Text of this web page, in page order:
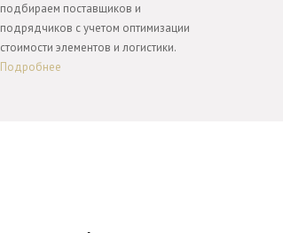
подбираем поставщиков и
подрядчиков с учетом оптимизации
стоимости элементов и логистики.
Подробнее